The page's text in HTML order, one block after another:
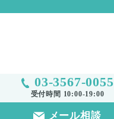
03-3567-0055
受付時間 10:00-19:00
メール相談